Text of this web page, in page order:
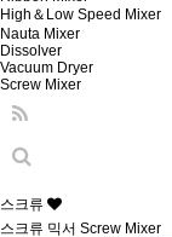
High＆Low Speed Mixer
Nauta Mixer
Dissolver
Vacuum Dryer
Screw Mixer
스크류
스크류 믹서 Screw Mixer